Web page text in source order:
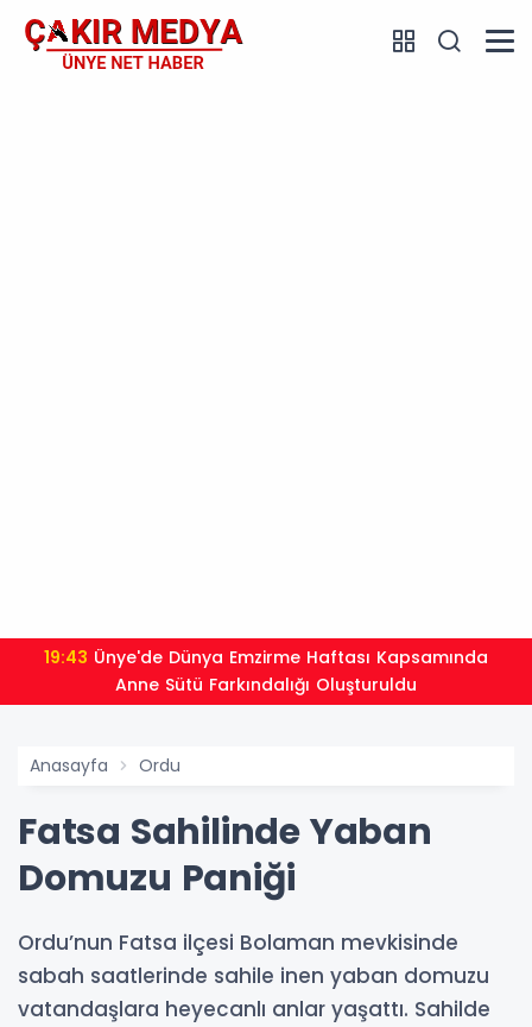
19:43
Anne Sütü Farkındalığı Oluşturuldu
Anasayfa Ordu
Fatsa Sahilinde Yaban
Domuzu Paniği
Ordu’nun Fatsa ilçesi Bolaman mevkisinde
sabah saatlerinde sahile inen yaban domuzu
vatandaşlara heyecanlı anlar yaşattı. Sahilde